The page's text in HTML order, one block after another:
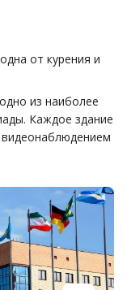
от курения и
из наиболее
Каждое здание